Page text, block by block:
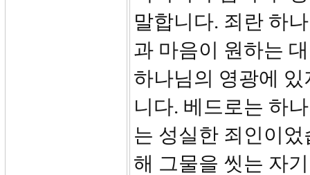
말합니다. 죄란 하
과 마음이 원하는
하나님의 영광에
니다. 베드로는 하
는 성실한 죄인이
해 그물을 씻는 자